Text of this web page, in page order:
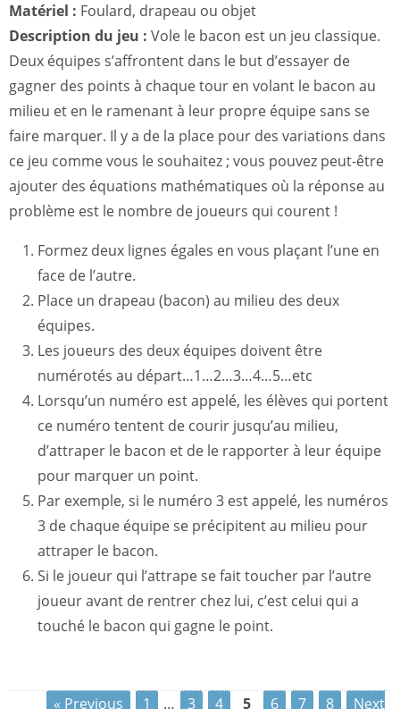
Matériel : Foulard, drapeau ou objet
Description du jeu : Vole le bacon est un jeu classique.
Deux équipes s’affrontent dans le but d’essayer de
gagner des points à chaque tour en volant le bacon au
milieu et en le ramenant à leur propre équipe sans se
faire marquer. Il y a de la place pour des variations dans
ce jeu comme vous le souhaitez ; vous pouvez peut-être
ajouter des équations mathématiques où la réponse au
problème est le nombre de joueurs qui courent !
Formez deux lignes égales en vous plaçant l’une en
face de l’autre.
Place un drapeau (bacon) au milieu des deux
équipes.
Les joueurs des deux équipes doivent être
numérotés au départ…1…2…3…4…5…etc
Lorsqu’un numéro est appelé, les élèves qui portent
ce numéro tentent de courir jusqu’au milieu,
d’attraper le bacon et de le rapporter à leur équipe
pour marquer un point.
Par exemple, si le numéro 3 est appelé, les numéros
3 de chaque équipe se précipitent au milieu pour
attraper le bacon.
Si le joueur qui l’attrape se fait toucher par l’autre
joueur avant de rentrer chez lui, c’est celui qui a
touché le bacon qui gagne le point.
« Previous 1 … 3 4 5 6 7 8
Next